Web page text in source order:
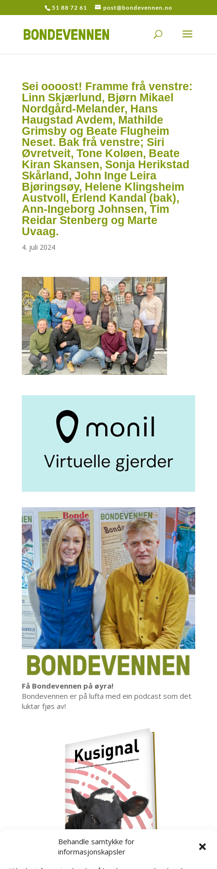
Behandle samtykke for
informasjonskapsler
51 88 72 61 post@bondevennen.no
Sei oooost! Framme frå venstre:
Linn Skjærlund, Bjørn Mikael
Nordgård-Melander, Hans
Haugstad Avdem, Mathilde
Grimsby og Beate Flugheim
Neset. Bak frå venstre; Siri
Øvretveit, Tone Koløen, Beate
Kiran Skansen, Sonja Herikstad
Skårland, John Inge Leira
Bjøringsøy, Helene Klingsheim
Austvoll, Erlend Kandal (bak),
Ann-Ingeborg Johnsen, Tim
Reidar Stenberg og Marte
Uvaag.
4. juli 2024
Få Bondevennen på øyra!
Bondevennen er på lufta med ein podcast som det
luktar fjøs av!